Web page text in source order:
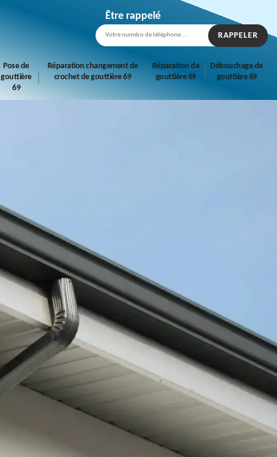
Être rappelé
Pose de
gouttière
69
Réparation changement de
crochet de gouttière 69
Réparation de
gouttière 69
Débouchage de
gouttière 69